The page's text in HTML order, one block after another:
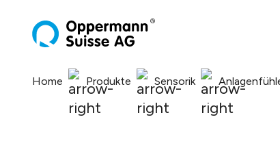
Home Produkte Sensorik